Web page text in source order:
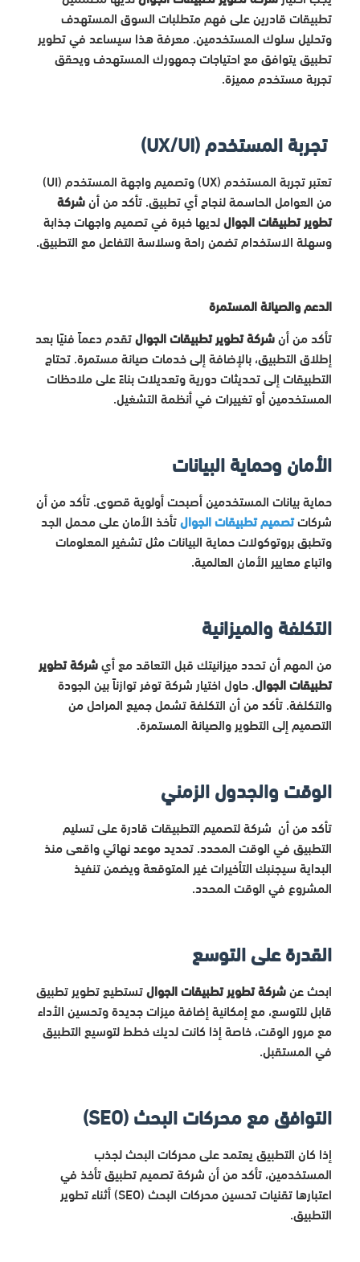
تطبيقات قادرين على فهم متطلبات السوق المستهدف
وتحليل سلوك المستخدمين. معرفة هذا سيساعد في تطوير
تطبيق يتوافق مع احتياجات جمهورك المستهدف ويحقق
تجربة مستخدم مميزة.
تجربة المستخدم (UX/UI)
تعتبر تجربة المستخدم (UX) وتصميم واجهة المستخدم (UI)
من العوامل الحاسمة لنجاح أي تطبيق. تأكد من أنشركة
تطوير تطبيقات الجواللديها خبرة في تصميم واجهات جذابة
وسهلة الاستخدام تضمن راحة وسلاسة التفاعل مع التطبيق.
الدعم والصيانة المستمرة
تأكد من أنشركة تطوير تطبيقات الجوالتقدم دعماً فنيًا بعد
إطلاق التطبيق، بالإضافة إلى خدمات صيانة مستمرة. تحتاج
التطبيقات إلى تحديثات دورية وتعديلات بناءً على ملاحظات
المستخدمين أو تغييرات في أنظمة التشغيل.
الأمان وحماية البيانات
حماية بيانات المستخدمين أصبحت أولوية قصوى. تأكد من أن
شركاتتصميم تطبيقات الجوالتأخذ الأمان على محمل الجد
وتطبق بروتوكولات حماية البيانات مثل تشفير المعلومات
واتباع معايير الأمان العالمية.
التكلفة والميزانية
من المهم أن تحدد ميزانيتك قبل التعاقد مع أيشركة تطوير
تطبيقات الجوال. حاول اختيار شركة توفر توازناً بين الجودة
والتكلفة. تأكد من أن التكلفة تشمل جميع المراحل من
التصميم إلى التطوير والصيانة المستمرة.
الوقت والجدول الزمني
تأكد من أن شركة لتصميم التطبيقات قادرة على تسليم
التطبيق في الوقت المحدد. تحديد موعد نهائي واقعى منذ
البداية سيجنبك التأخيرات غير المتوقعة ويضمن تنفيذ
المشروع في الوقت المحدد.
القدرة على التوسع
ابحث عنشركة تطوير تطبيقات الجوالتستطيع تطوير تطبيق
قابل للتوسع، مع إمكانية إضافة ميزات جديدة وتحسين الأداء
مع مرور الوقت، خاصة إذا كانت لديك خطط لتوسيع التطبيق
في المستقبل.
التوافق مع محركات البحث (SEO)
إذا كان التطبيق يعتمد على محركات البحث لجذب
المستخدمين، تأكد من أن شركة تصميم تطبيق تأخذ في
اعتبارها تقنيات تحسين محركات البحث (SEO) أثناء تطوير
التطبيق.